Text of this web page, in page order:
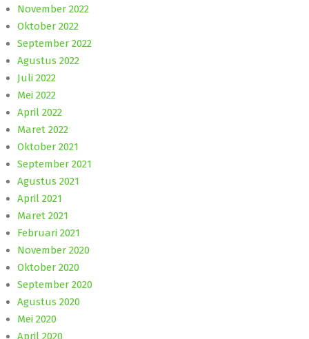
November 2022
Oktober 2022
September 2022
Agustus 2022
Juli 2022
Mei 2022
April 2022
Maret 2022
Oktober 2021
September 2021
Agustus 2021
April 2021
Maret 2021
Februari 2021
November 2020
Oktober 2020
September 2020
Agustus 2020
Mei 2020
April 2020